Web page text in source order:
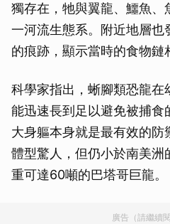
獨存在，牠與翼龍、鱷魚、
一河流生態系。附近地層也
的痕跡，顯示當時的食物鏈
科學家指出，蜥腳類恐龍在
能迅速長到足以避免被捕食
大身軀本身就是最有效的
體型驚人，但仍小於南美洲
重可達60噸的巴塔哥巨龍。
廣告（請繼續